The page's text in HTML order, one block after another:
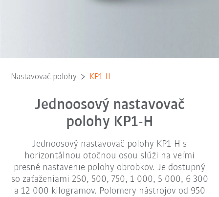
Nastavovač polohy KP1-H
Jednoosový nastavovač
polohy KP1-H
Jednoosový nastavovač polohy KP1-H s
horizontálnou otočnou osou slúži na veľmi
presné nastavenie polohy obrobkov. Je dostupný
so zaťaženiami 250, 500, 750, 1 000, 5 000, 6 300
a 12 000 kilogramov. Polomery nástrojov od 950